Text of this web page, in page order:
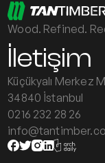
Wood. Refined.
İletişim
Küçükyalı Merkez
34840 İstanbul
0216 232 28 26